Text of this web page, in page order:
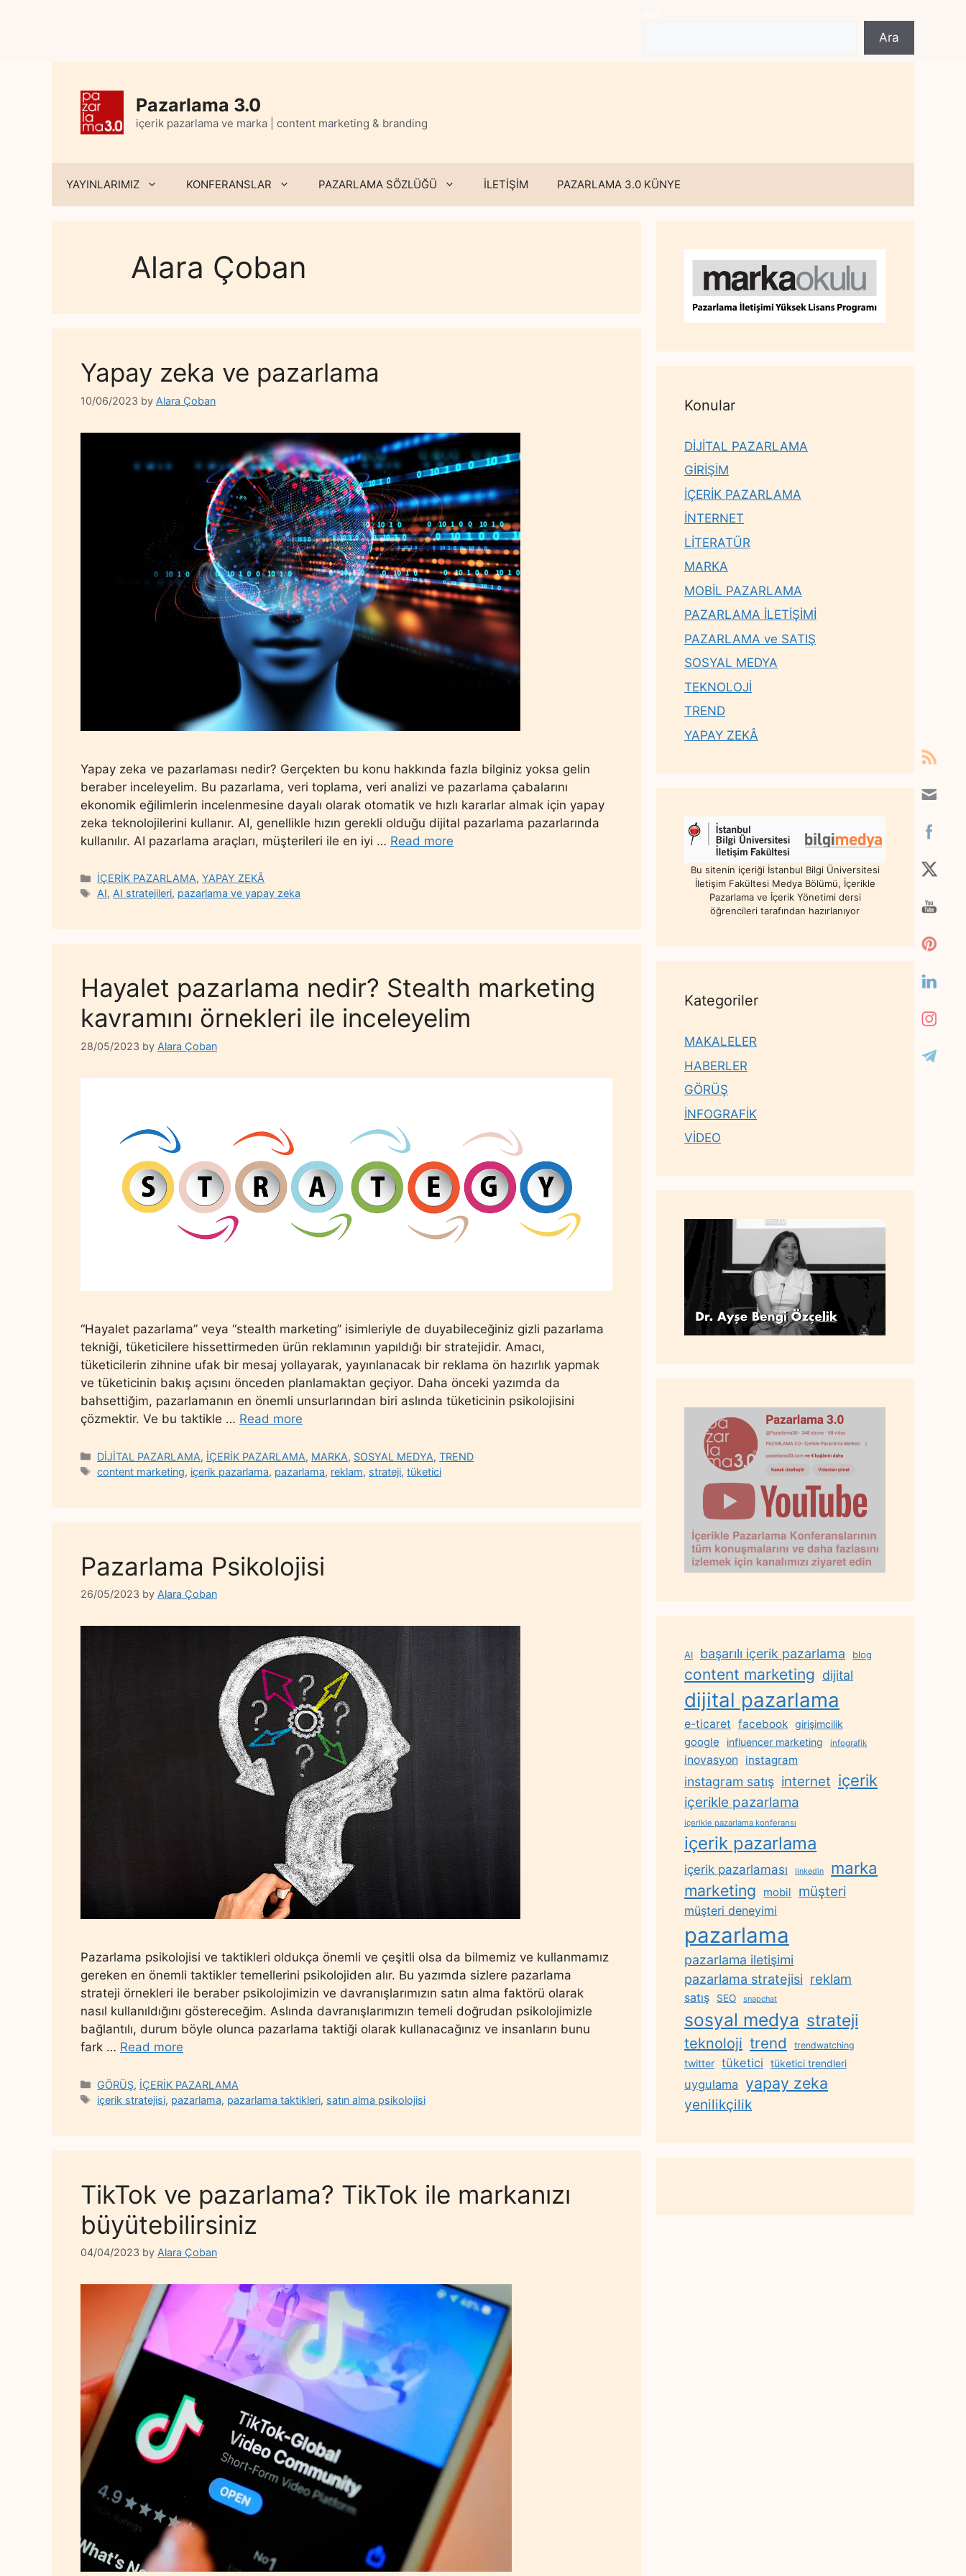
Ara
Pazarlama 3.0
içerik pazarlama ve marka | content marketing & branding
YAYINLARIMIZ KONFERANSLAR PAZARLAMA SÖZLÜĞÜ İLETİŞİM PAZARLAMA 3.0 KÜNYE
Alara Çoban
Yapay zeka ve pazarlama
10/06/2023 by Alara Çoban
Yapay zeka ve pazarlaması nedir? Gerçekten bu konu hakkında fazla bilginiz yoksa gelin
beraber inceleyelim. Bu pazarlama, veri toplama, veri analizi ve pazarlama çabalarını
ekonomik eğilimlerin incelenmesine dayalı olarak otomatik ve hızlı kararlar almak için yapay
zeka teknolojilerini kullanır. AI, genellikle hızın gerekli olduğu dijital pazarlama pazarlarında
kullanılır. AI pazarlama araçları, müşterileri ile en iyi … Read more
Categories
İÇERİK PAZARLAMA,YAPAY ZEKÂ
Tags
AI,AI stratejileri, pazarlama ve yapay zeka
Hayalet pazarlama nedir? Stealth marketing
kavramını örnekleri ile inceleyelim
28/05/2023 by Alara Çoban
“Hayalet pazarlama” veya “stealth marketing” isimleriyle de duyabileceğiniz gizli pazarlama
tekniği, tüketicilere hissettirmeden ürün reklamının yapıldığı bir stratejidir. Amacı,
tüketicilerin zihnine ufak bir mesaj yollayarak, yayınlanacak bir reklama ön hazırlık yapmak
ve tüketicinin bakış açısını önceden planlamaktan geçiyor. Daha önceki yazımda da
bahsettiğim, pazarlamanın en önemli unsurlarından biri aslında tüketicinin psikolojisini
çözmektir. Ve bu taktikle … Read more
Categories
DİJİTAL PAZARLAMA, İÇERİK PAZARLAMA, MARKA, SOSYAL MEDYA,TREND
Tags
content marketing, içerik pazarlama, pazarlama, reklam, strateji,tüketici
Pazarlama Psikolojisi
26/05/2023 by Alara Çoban
Pazarlama psikolojisi ve taktikleri oldukça önemli ve çeşitli olsa da bilmemiz ve kullanmamız
gereken en önemli taktikler temellerini psikolojiden alır. Bu yazımda sizlere pazarlama
strateji örnekleri ile beraber psikolojimizin ve davranışlarımızın satın alma faktörü olarak
nasıl kullanıldığını göstereceğim. Aslında davranışlarımızın temeli doğrudan psikolojimizle
bağlantılı, durum böyle olunca pazarlama taktiği olarak kullanacağınız ve insanların bunu
fark … Read more
Categories
GÖRÜŞ, İÇERİK PAZARLAMA
Tags
içerik stratejisi, pazarlama, pazarlama taktikleri, satın alma psikolojisi
TikTok ve pazarlama? TikTok ile markanızı
büyütebilirsiniz
04/04/2023 by Alara Çoban
Konular
DİJİTAL PAZARLAMA
GİRİŞİM
İÇERİK PAZARLAMA
İNTERNET
LİTERATÜR
MARKA
MOBİL PAZARLAMA
PAZARLAMA İLETİŞİMİ
PAZARLAMA ve SATIŞ
SOSYAL MEDYA
TEKNOLOJİ
TREND
YAPAY ZEKÂ
Bu sitenin içeriği İstanbul Bilgi Üniversitesi
İletişim Fakültesi Medya Bölümü, İçerikle
Pazarlama ve İçerik Yönetimi dersi
öğrencileri tarafından hazırlanıyor
Kategoriler
MAKALELER
HABERLER
GÖRÜŞ
İNFOGRAFİK
VİDEO
AI başarılı içerik pazarlama blog
content marketing dijital
dijital pazarlama
e-ticaret facebook girişimcilik
google influencer marketing infografik
inovasyon instagram
instagram satış internet içerik
içerikle pazarlama
içerikle pazarlama konferansı
içerik pazarlama
içerik pazarlaması linkedin marka
marketing mobil müşteri
müşteri deneyimi
pazarlama
pazarlama iletişimi
pazarlama stratejisi reklam
satış SEO snapchat
sosyal medya strateji
teknoloji trend trendwatching
twitter tüketici tüketici trendleri
uygulama yapay zeka
yenilikçilik